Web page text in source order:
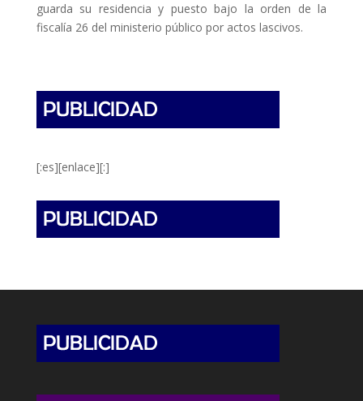
guarda su residencia y puesto bajo la orden de la
fiscalía 26 del ministerio público por actos lascivos.
[:es][enlace][:]